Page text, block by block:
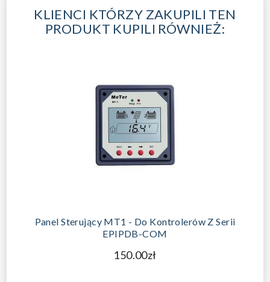
KLIENCI KTÓRZY ZAKUPILI TEN
PRODUKT KUPILI RÓWNIEŻ:
Panel Sterujący MT1 - Do Kontrolerów Z Serii
EPIPDB-COM
150.00zł